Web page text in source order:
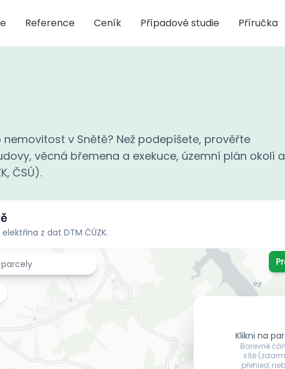
Reference Ceník Případové studie Příručka
v Snětě? Než podepíšete, prověřte
věcná břemena a exekuce, územní plán okolí a
ČSÚ).
z dat DTM ČÚZK.